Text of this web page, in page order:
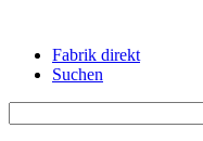
Fabrik direkt
Suchen